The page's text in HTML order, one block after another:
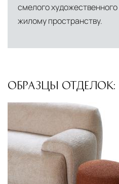
смелого
жилому пространству.
ОБРАЗЦЫ ОТДЕЛОК: